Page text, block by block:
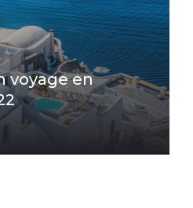
voyage en